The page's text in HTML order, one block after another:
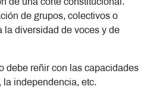
de una corte constitucional.
de grupos, colectivos o
la diversidad de voces y de
debe reñir con las capacidades
independencia, etc.